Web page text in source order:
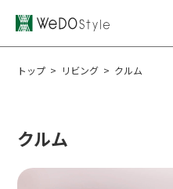
商品
ご購入について
最新ニュース・コラム
トップ > リビング > クルム
クルム